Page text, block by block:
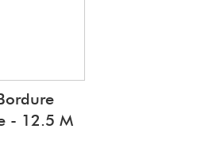
- 12.5 M